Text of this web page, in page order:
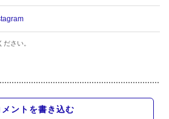
さい。
メントを書き込む